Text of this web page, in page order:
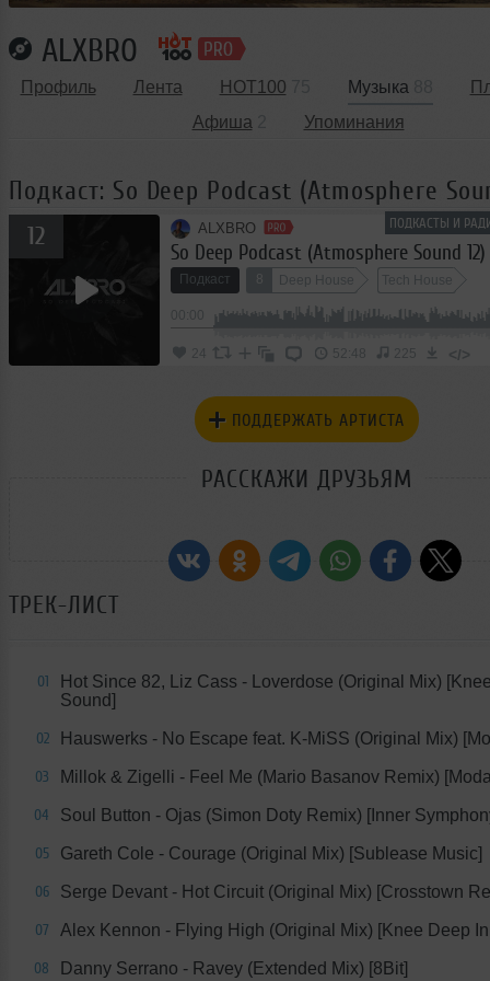
ALXBRO
Профиль Лента HOT100 Музыка
Афиша
Упоминания
Подкаст: So Deep Podcast (Atmosphere
ПОДКАСТЫ И
12 ALXBRO
So Deep Podcast (Atmosphere Sound 12)
Подкаст Deep House Tech House
24 52:48 225 </>
ПОДДЕРЖАТЬ АРТИСТА
РАССКАЖИ ДРУЗЬЯМ
ТРЕК-ЛИСТ
01
Hot Since 82, Liz Cass - Loverdose (Original Mix)
Sound]
02 Hauswerks - No Escape feat. K-MiSS (Original Mix)
03 Millok & Zigelli - Feel Me (Mario Basanov Remix)
04 Soul Button - Ojas (Simon Doty Remix) [Inner
05 Gareth Cole - Courage (Original Mix) [Sublease Music]
06 Serge Devant - Hot Circuit (Original Mix) [Crosstown
07 Alex Kennon - Flying High (Original Mix) [Knee Deep
08 Danny Serrano - Ravey (Extended Mix) [8Bit]